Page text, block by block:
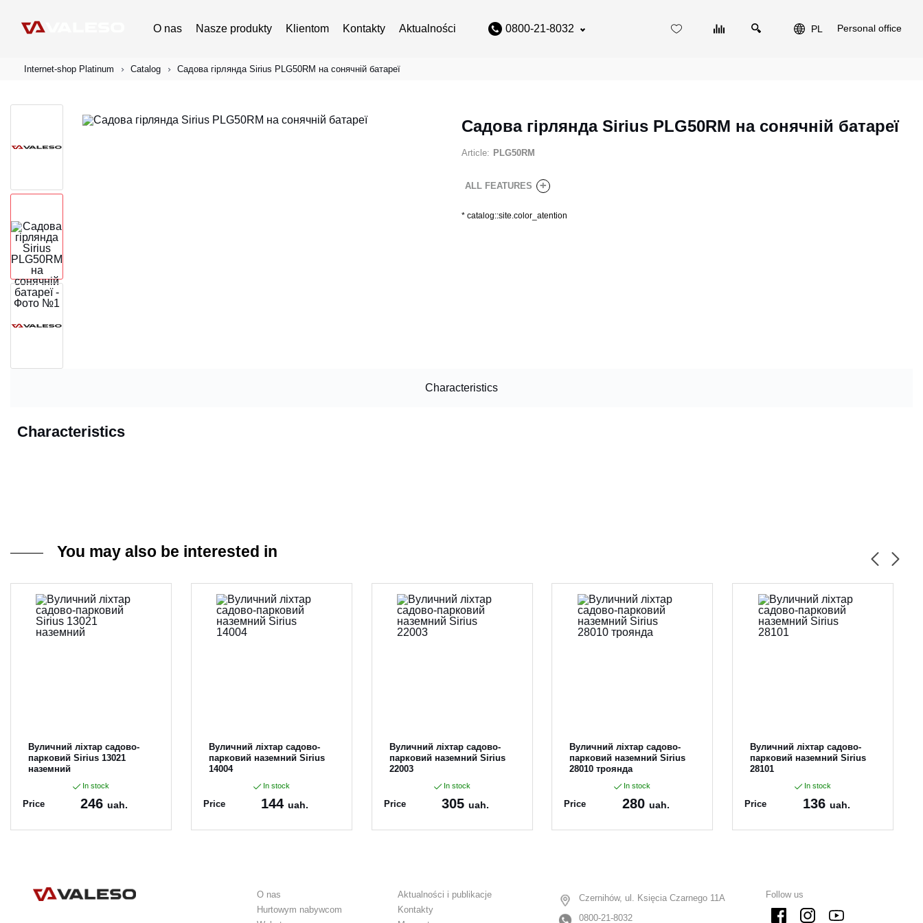
O nas Nasze produkty Klientom Kontakty Aktualności 0800-21-8032 PL Personal office
Internet-shop Platinum Catalog Садова гірлянда Sirius PLG50RM на сонячній батареї
Садова гірлянда Sirius PLG50RM на сонячній батареї
Article: PLG50RM
ALL FEATURES +
* catalog::site.color_atention
Characteristics
Characteristics
You may also be interested in
Вуличний ліхтар садово-
парковий Sirius 13021
наземний
In stock
Price 246uah.
Вуличний ліхтар садово-
парковий наземний Sirius
14004
In stock
Price 144uah.
Вуличний ліхтар садово-
парковий наземний Sirius
22003
In stock
Price 305uah.
Вуличний ліхтар садово-
парковий наземний Sirius
28010 троянда
In stock
Price 280 uah.
Вуличний ліхтар садово-
парковий наземний Sirius
28101
In stock
Price 136 uah.
O nas
Hurtowym nabywcom
Aktualności i publikacje
Kontakty
Czernihów, ul. Księcia Czarnego 11A
0800-21-8032
Follow us